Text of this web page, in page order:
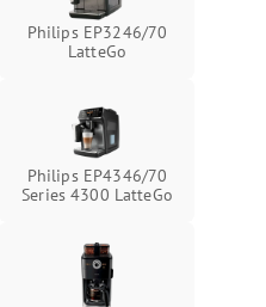
Philips EP3246/70
LatteGo
Philips EP4346/70
Series 4300 LatteGo